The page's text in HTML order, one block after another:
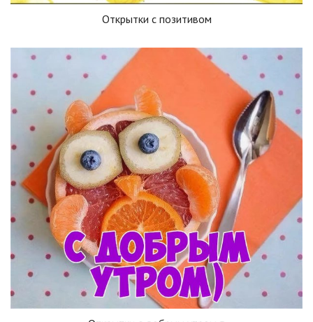
Открытки с позитивом